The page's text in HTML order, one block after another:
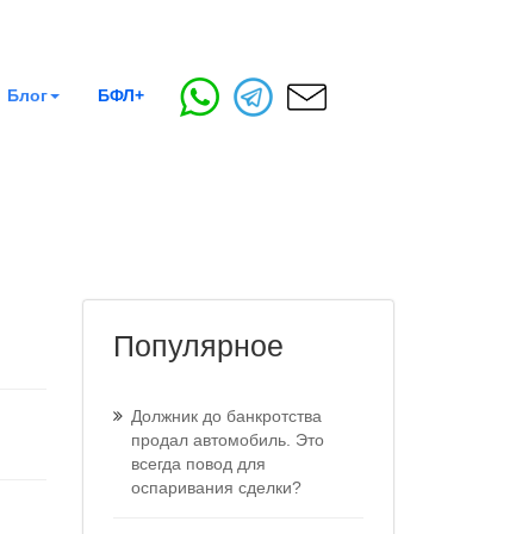
Блог БФЛ+
Популярное
Должник до банкротства
продал автомобиль. Это
всегда повод для
оспаривания сделки?